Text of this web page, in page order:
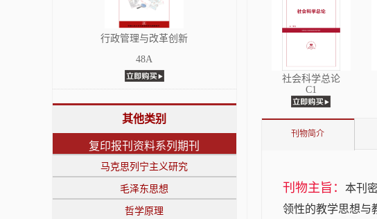
行政管理与改革创新
48A
其他类别
复印报刊资料系列期刊
马克思列宁主义研究
毛泽东思想
哲学原理
社会科学总论
C1
刊物简介
刊物主旨：
本刊
领性的教学思想与